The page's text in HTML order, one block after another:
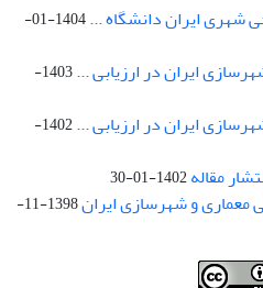
شهری ایران دانشگاه ...
1404-01-
ایران در ارزیابی ...
1403-
ایران در ارزیابی ...
1402-
مقاله1402-01-30
و شهرسازی ایران
1398-11-